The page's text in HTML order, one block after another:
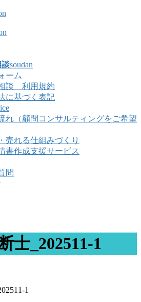
談soudan
ーム
談 利用規約
に基づく表記
れ（顧問コンサルティングをご希望
売れる仕組みづくり
書作成支援サービス
問
士_202511-1
1